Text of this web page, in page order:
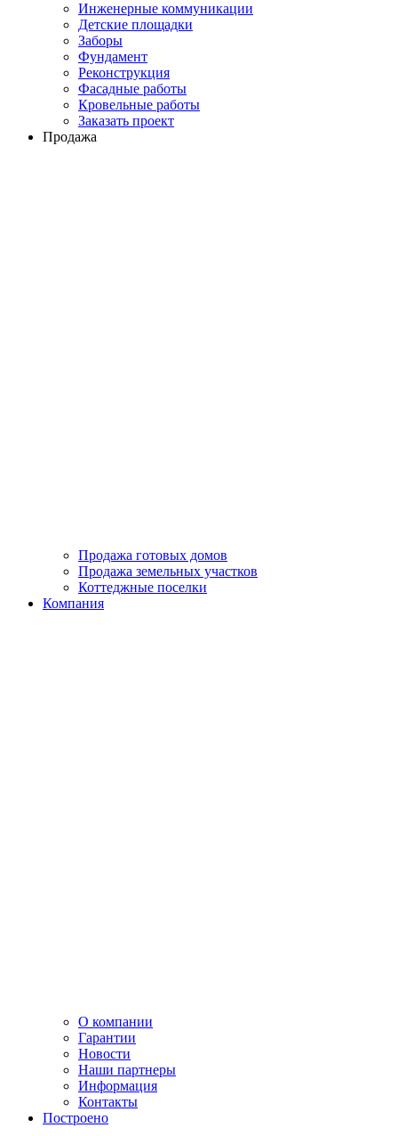
Инженерные коммуникации
Детские площадки
Заборы
Фундамент
Реконструкция
Фасадные работы
Кровельные работы
Заказать проект
Продажа
Продажа готовых домов
Продажа земельных участков
Коттеджные поселки
Компания
О компании
Гарантии
Новости
Наши партнеры
Информация
Контакты
Построено